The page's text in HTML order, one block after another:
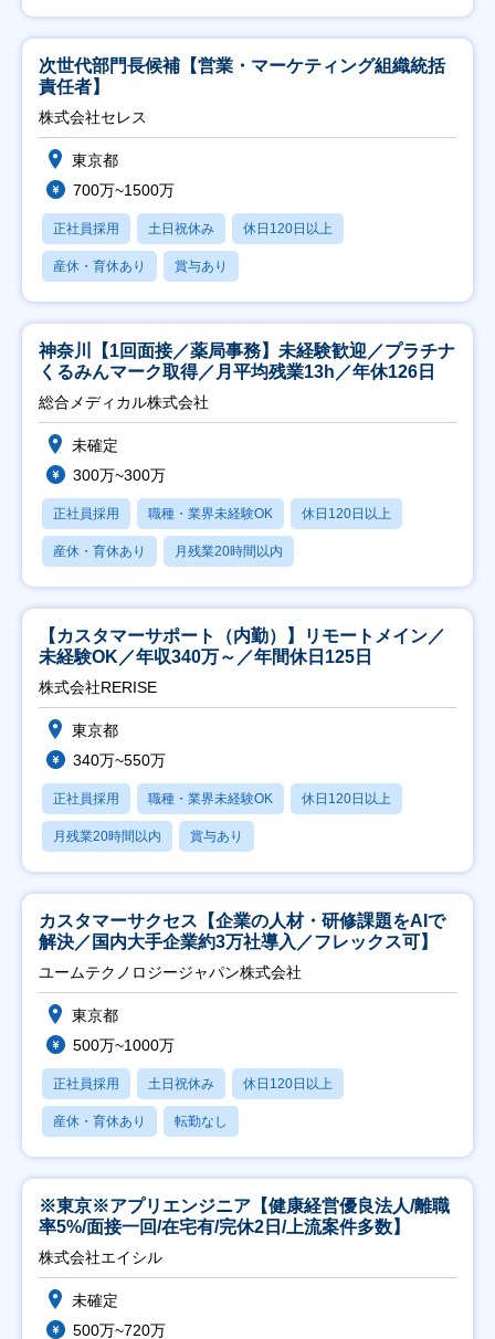
次世代部門長候補【営業・マーケティング組織統括
責任者】
株式会社セレス
東京都
700万~1500万
正社員採用 土日祝休み 休日120日以上
産休・育休あり 賞与あり
神奈川【1回面接／薬局事務】未経験歓迎／プラチナ
くるみんマーク取得／月平均残業13h／年休126日
総合メディカル株式会社
未確定
300万~300万
正社員採用 職種・業界未経験OK 休日120日以上
産休・育休あり 月残業20時間以内
【カスタマーサポート（内勤）】リモートメイン／
未経験OK／年収340万～／年間休日125日
株式会社RERISE
東京都
340万~550万
正社員採用 職種・業界未経験OK 休日120日以上
月残業20時間以内 賞与あり
カスタマーサクセス【企業の人材・研修課題をAIで
解決／国内大手企業約3万社導入／フレックス可】
ユームテクノロジージャパン株式会社
東京都
500万~1000万
正社員採用 土日祝休み 休日120日以上
産休・育休あり 転勤なし
※東京※アプリエンジニア【健康経営優良法人/離職
率5%/面接一回/在宅有/完休2日/上流案件多数】
株式会社エイシル
未確定
500万~720万